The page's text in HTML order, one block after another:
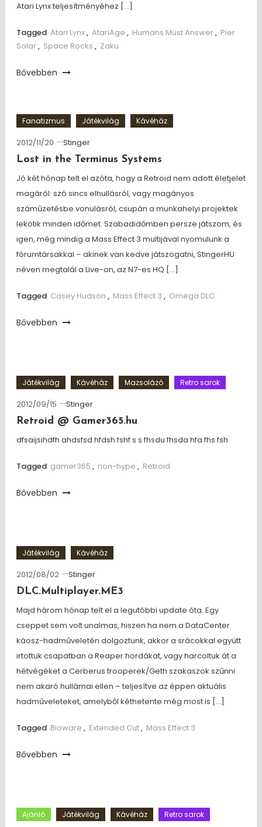
Atari Lynx teljesítményéhez […]
Tagged Atari Lynx, AtariAge , Humans Must Answer, Pier
Solar, Space Rocks , Zaku
Bővebben
Fanatizmus Játékvilág Kávéház
2012/11/20
Stinger
Lost in the Terminus Systems
Jó két hónap telt el azóta, hogy a Retroid nem adott életjelet
magáról: szó sincs elhullásról, vagy magányos
száműzetésbe vonulásról, csupán a munkahelyi projektek
lekötik minden időmet. Szabadidőmben persze játszom, és
igen, még mindig a Mass Effect 3 multijával nyomulunk a
fórumtársakkal – akinek van kedve játszogatni, StingerHU
néven megtalál a Live-on, az N7-es HQ […]
Tagged Casey Hudson , Mass Effect 3 , Omega DLC
Bővebben
Játékvilág Kávéház Mazsolázó Retro sarok
2012/09/15
Stinger
Retroid @ Gamer365.hu
dfsaijsihdfh ahdsfsd hfdsh fshf s s fhsdu fhsda hfa fhs fsh
Tagged gamer365 , non-hype , Retroid
Bővebben
Játékvilág Kávéház
2012/08/02
Stinger
DLC.Multiplayer.ME3
Majd három hónap telt el a legutóbbi update óta. Egy
cseppet sem volt unalmas, hiszen ha nem a DataCenter
káosz-hadműveletén dolgoztunk, akkor a srácokkal együtt
irtottuk csapatban a Reaper hordákat, vagy harcoltuk át a
hétvégéket a Cerberus trooperek/Geth szakaszok szűnni
nem akaró hullámai ellen – teljesítve az éppen aktuális
hadműveleteket, amelyből kéthetente még most is […]
Tagged Bioware , Extended Cut, Mass Effect 3
Bővebben
Ajánló Játékvilág Kávéház Retro sarok